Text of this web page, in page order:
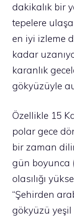
dakikalık bir
tepelere
en iyi izleme
kadar
karanlık
gökyüzüyle
Özellikle 15
polar gece
bir zaman
gün boyunca
olasılığı
“Şehirden
gökyüzü yeşil